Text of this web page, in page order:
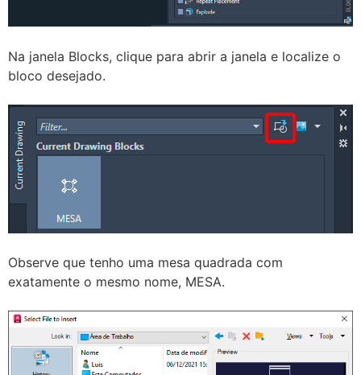
Na janela Blocks, clique para abrir a janela e localize o
bloco desejado.
Observe que tenho uma mesa quadrada com
exatamente o mesmo nome, MESA.